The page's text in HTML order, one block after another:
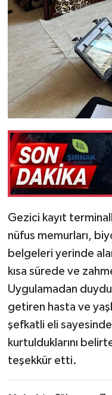
Gezici kayıt
nüfus memurları,
belgeleri yerinde
kısa sürede ve
Uygulamadan
getiren hasta ve
şefkatli eli
kurtulduklarını
teşekkür etti.